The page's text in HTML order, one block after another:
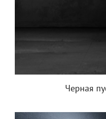
Черная